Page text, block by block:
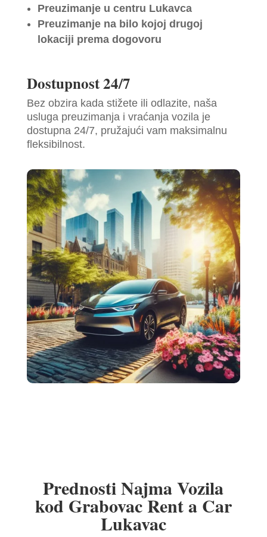
Preuzimanje u centru Lukavca
Preuzimanje na bilo kojoj drugoj
lokaciji prema dogovoru
Dostupnost 24/7
Bez obzira kada stižete ili odlazite, naša
usluga preuzimanja i vraćanja vozila je
dostupna 24/7, pružajući vam maksimalnu
fleksibilnost.
Prednosti Najma Vozila
kod Grabovac Rent a Car
Lukavac